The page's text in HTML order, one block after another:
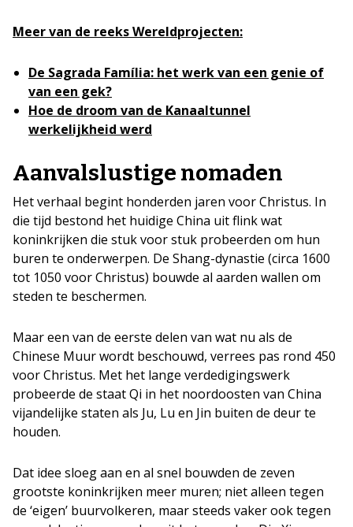
Meer van de reeks Wereldprojecten:
De Sagrada Família: het werk van een genie of
van een gek?
Hoe de droom van de Kanaaltunnel
werkelijkheid werd
Aanvalslustige nomaden
Het verhaal begint honderden jaren voor Christus. In
die tijd bestond het huidige China uit flink wat
koninkrijken die stuk voor stuk probeerden om hun
buren te onderwerpen. De Shang-dynastie (circa 1600
tot 1050 voor Christus) bouwde al aarden wallen om
steden te beschermen.
Maar een van de eerste delen van wat nu als de
Chinese Muur wordt beschouwd, verrees pas rond 450
voor Christus. Met het lange verdedigingswerk
probeerde de staat Qi in het noordoosten van China
vijandelijke staten als Ju, Lu en Jin buiten de deur te
houden.
Dat idee sloeg aan en al snel bouwden de zeven
grootste koninkrijken meer muren; niet alleen tegen
de ‘eigen’ buurvolkeren, maar steeds vaker ook tegen